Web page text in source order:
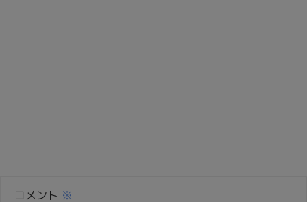
コメント ※